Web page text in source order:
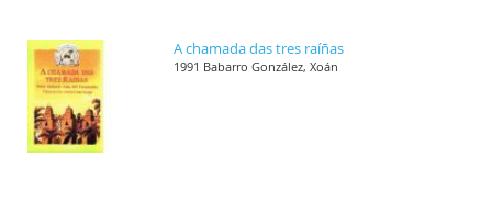
A chamada das tres raíñas
1991 Babarro González, Xoán